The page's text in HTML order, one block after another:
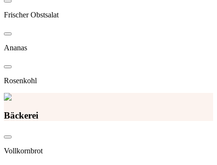
Frischer Obstsalat
Ananas
Rosenkohl
Bäckerei
Vollkornbrot